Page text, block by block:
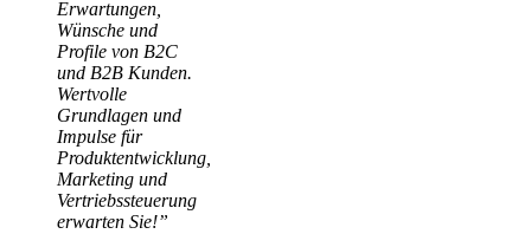
Erwartungen,
Wünsche und
Profile von B2C
und B2B Kunden.
Wertvolle
Grundlagen und
Impulse für
Produktentwicklung,
Marketing und
Vertriebssteuerung
erwarten Sie!”